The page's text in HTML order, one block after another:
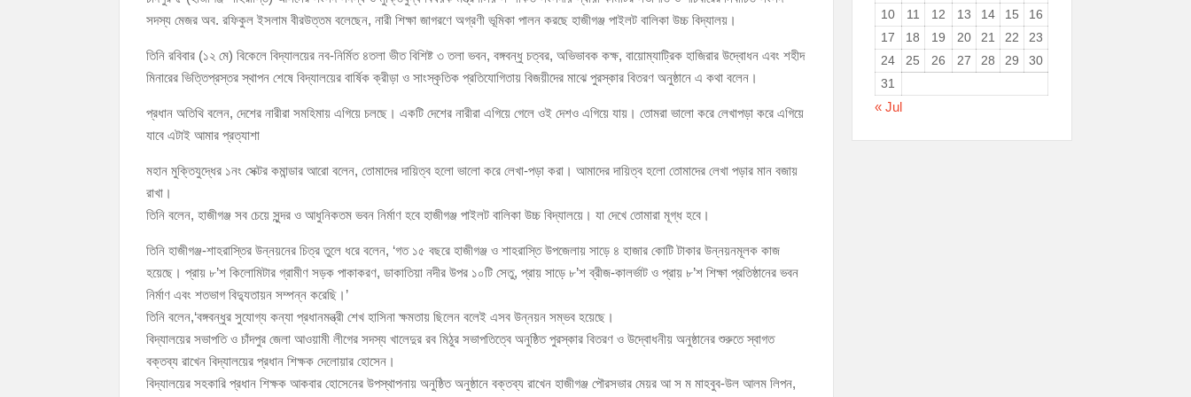
চাঁদপুর পৌরসভার ২০৫ কোটি টাকার বাজেট ঘোষণা
সদস্য মেজর অব. রফিকুল ইসলাম বীরউত্তম বলেছেন, নারী শিক্ষা জাগরণে অগ্রণী ভূমিকা পালন করছে হাজীগঞ্জ পাইলট বালিকা উচ্চ বিদ্যালয়।
তিনি রবিবার (১২ মে) বিকেলে বিদ্যালয়ের নব-নির্মিত ৪তলা ভীত বিশিষ্ট ৩ তলা ভবন, বঙ্গবন্ধু চত্বর, অভিভাবক কক্ষ, বায়োম্যাট্রিক হাজিরার উদ্বোধন এবং শহীদ
মিনারের ভিত্তিপ্রস্তর স্থাপন শেষে বিদ্যালয়ের বার্ষিক ক্রীড়া ও সাংস্কৃতিক প্রতিযোগিতায় বিজয়ীদের মাঝে পুরস্কার বিতরণ অনুষ্ঠানে এ কথা বলেন।
প্রধান অতিথি বলেন, দেশের নারীরা সমহিমায় এগিয়ে চলছে। একটি দেশের নারীরা এগিয়ে গেলে ওই দেশও এগিয়ে যায়। তোমরা ভালো করে লেখাপড়া করে এগিয়ে
যাবে এটাই আমার প্রত্যাশা
মহান মুক্তিযুদ্ধের ১নং সেক্টর কমান্ডার আরো বলেন, তোমাদের দায়িত্ব হলো ভালো করে লেখা-পড়া করা। আমাদের দায়িত্ব হলো তোমাদের লেখা পড়ার মান বজায়
রাখা।
তিনি বলেন, হাজীগঞ্জ সব চেয়ে সুন্দর ও আধুনিকতম ভবন নির্মাণ হবে হাজীগঞ্জ পাইলট বালিকা উচ্চ বিদ্যালয়ে। যা দেখে তোমারা মূগ্ধ হবে।
তিনি হাজীগঞ্জ-শাহরাস্তির উন্নয়নের চিত্র তুলে ধরে বলেন, ‘গত ১৫ বছরে হাজীগঞ্জ ও শাহরাস্তি উপজেলায় সাড়ে ৪ হাজার কোটি টাকার উন্নয়নমূলক কাজ
হয়েছে। প্রায় ৮’শ কিলোমিটার গ্রামীণ সড়ক পাকাকরণ, ডাকাতিয়া নদীর উপর ১০টি সেতু, প্রায় সাড়ে ৮’শ ব্রীজ-কালর্ভাট ও প্রায় ৮’শ শিক্ষা প্রতিষ্ঠানের ভবন
নির্মাণ এবং শতভাগ বিদ্যুতায়ন সম্পন্ন করেছি।’
তিনি বলেন,‘বঙ্গবন্ধুর সুযোগ্য কন্যা প্রধানমন্ত্রী শেখ হাসিনা ক্ষমতায় ছিলেন বলেই এসব উন্নয়ন সম্ভব হয়েছে।
বিদ্যালয়ের সভাপতি ও চাঁদপুর জেলা আওয়ামী লীগের সদস্য খালেদুর রব মিঠুর সভাপতিত্বে অনুষ্ঠিত পুরস্কার বিতরণ ও উদ্বোধনীয় অনুষ্ঠানের শুরুতে স্বাগত
বক্তব্য রাখেন বিদ্যালয়ের প্রধান শিক্ষক দেলোয়ার হোসেন।
বিদ্যালয়ের সহকারি প্রধান শিক্ষক আকবার হোসেনের উপস্থাপনায় অনুষ্ঠিত অনুষ্ঠানে বক্তব্য রাখেন হাজীগঞ্জ পৌরসভার মেয়র আ স ম মাহবুব-উল আলম লিপন,
10
11 12 13 14 15
16
17
18 19 20 21 22
23
24
25 26 27 28 29
30
31
« Jul